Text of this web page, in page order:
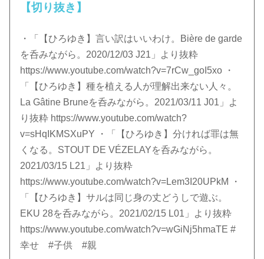
【切り抜き】
・「【ひろゆき】言い訳はいいわけ。Bière de garde
を呑みながら。2020/12/03 J21」より抜粋
https://www.youtube.com/watch?v=7rCw_goI5xo ・
「【ひろゆき】種を植える人が理解出来ない人々。
La Gâtine Bruneを呑みながら。2021/03/11 J01」よ
り抜粋 https://www.youtube.com/watch?
v=sHqIKMSXuPY ・「【ひろゆき】分ければ罪は無
くなる。STOUT DE VÉZELAYを呑みながら。
2021/03/15 L21」より抜粋
https://www.youtube.com/watch?v=Lem3I20UPkM ・
「【ひろゆき】サルは同じ身の丈どうしで遊ぶ。
EKU 28を呑みながら。2021/02/15 L01」より抜粋
https://www.youtube.com/watch?v=wGiNj5hmaTE #
幸せ #子供 #親